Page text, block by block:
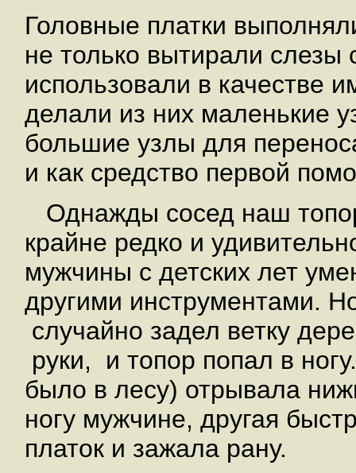
Головные платки
не только вытирали слезы
использовали в качестве
делали из них маленькие
большие узлы для
и как средство первой
Однажды сосед наш
крайне редко и
мужчины с детских лет
другими инструментами.
случайно задел ветку
руки, и топор попал в
было в лесу) отрывала
ногу мужчине, другая
платок и зажала рану.